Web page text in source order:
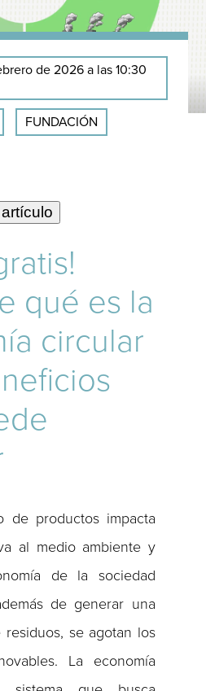
de 2026 a las 10:30
FUNDACIÓN
qué es la
circular
de productos impacta
al medio ambiente y
de la sociedad
de generar una
se agotan los
La economía